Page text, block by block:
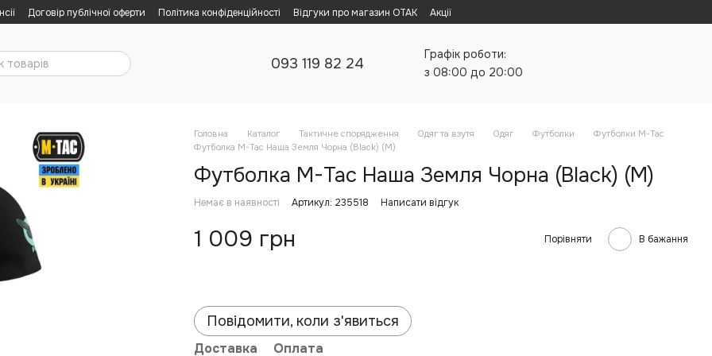
Договір публічної оферти Політика конфіденційності Відгуки про магазин ОТАК Акції
093 119 82 24
Графік роботи:
з 08:00 до 20:00
Головна Каталог Тактичне спорядження Одяг та взутя Одяг Футболки
Футболки M-Tac
Футболка M-Tac Наша Земля Чорна (Black) (M)
Футболка M-Tac Наша Земля Чорна (Black) (M)
Немає в наявності Артикул: 235518 Написати відгук
1 009 грн Порівняти В бажання
Повідомити, коли з'явиться
Доставка Оплата